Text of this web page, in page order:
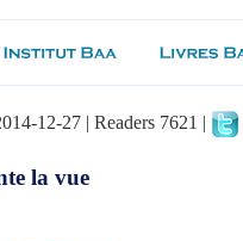
12-27 | Readers 7621 |
la vue